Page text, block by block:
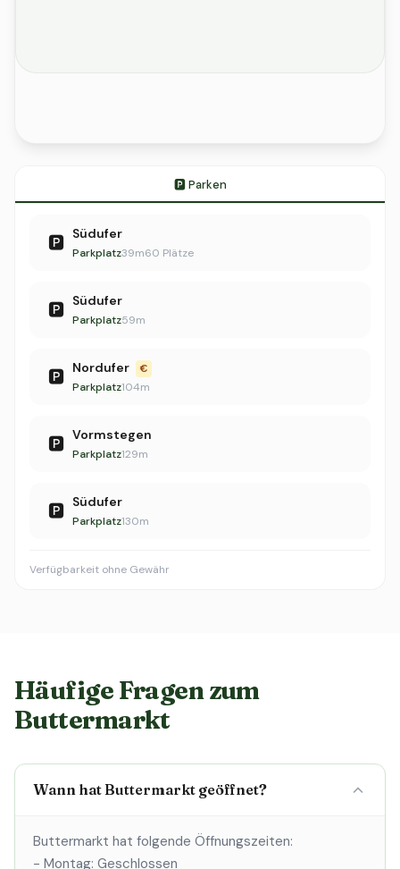
🅿️ Parken
🅿️ Südufer
Parkplatz39m60 Plätze
🅿️ Südufer
Parkplatz59m
🅿️ Nordufer €
Parkplatz104m
🅿️ Vormstegen
Parkplatz129m
🅿️ Südufer
Parkplatz130m
Verfügbarkeit ohne Gewähr
Häufige Fragen zum
Buttermarkt
Wann hat Buttermarkt geöffnet?
Buttermarkt hat folgende Öffnungszeiten:
- Montag: Geschlossen